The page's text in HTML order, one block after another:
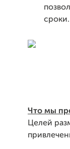
сроки.
Что мы
Целей